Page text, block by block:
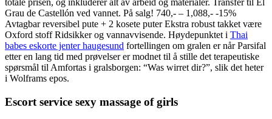
totale prisen, og inkluderer alt av arbeid og materialer. Transfer til El
Grau de Castellón ved vannet. På salg! 740,- – 1,088,- -15%
Avtagbar reversibel pute + 2 kosete puter Ekstra robust takket være
Oxford stoff Ridsikker og vannavvisende. Høydepunktet i Thai
babes eskorte jenter haugesund fortellingen om gralen er når Parsifal
etter en lang tid med prøvelser er modnet til å stille det terapeutiske
spørsmål til Amfortas i gralsborgen: “Was wirret dir?”, slik det heter
i Wolframs epos.
Escort service sexy massage of girls